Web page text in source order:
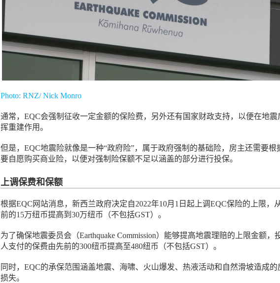
Photo: RNZ/ Nick Monro
通常，EQC会强制征收一定金额的保险费，另外还有国家财政支持，以便在地震
挥重建作用。
但是，EQC地震险就像是一种“政府险”，属于政府强制的基础险，房主还需要根
要自愿购买商业险，以便对强制险保额不足以涵盖的部分进行投保。
上调保费和保额
根据EQC网站消息，新西兰政府决定自2022年10月1日起上调EQC保险的上限，
前的15万纽币提高到30万纽币（不包括GST）。
为了确保地震委员会（Earthquake Commission）能够提高地震理赔的上限金额，
人支付的保费由先前的300纽币提高至480纽币（不包括GST）。
同时，EQC的承保范围涵盖地震、海啸、火山爆发、热液活动和自然滑坡造成的
损失。